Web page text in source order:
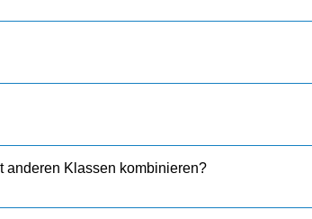
anderen Klassen kombinieren?